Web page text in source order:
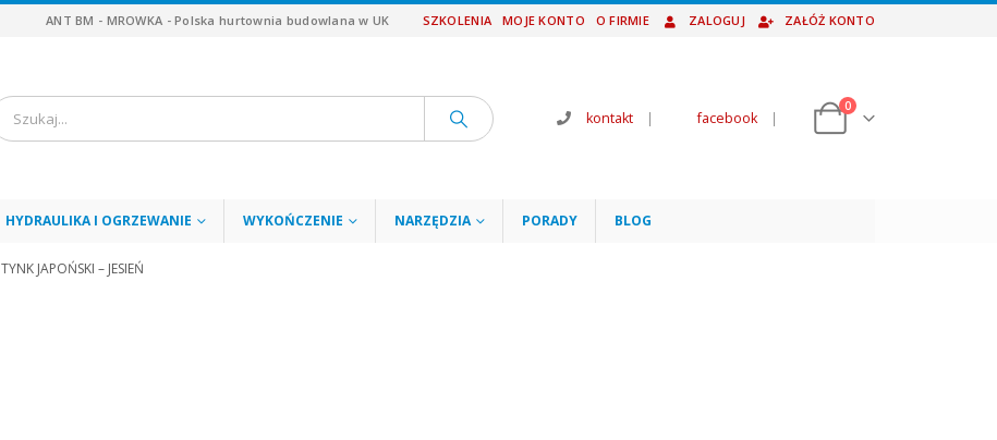
ANT BM - MROWKA - Polska hurtownia budowlana w UK SZKOLENIA MOJE KONTO O FIRMIE ZALOGUJ ZAŁÓŻ KONTO
kontakt | facebook |
0
HYDRAULIKA I OGRZEWANIE WYKOŃCZENIE NARZĘDZIA PORADY BLOG
TYNK JAPOŃSKI – JESIEŃ